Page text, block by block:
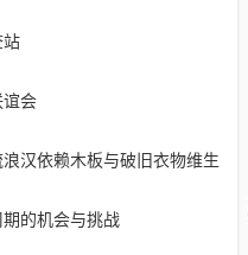
会
汉依赖木板与破旧衣物维生
的机会与挑战